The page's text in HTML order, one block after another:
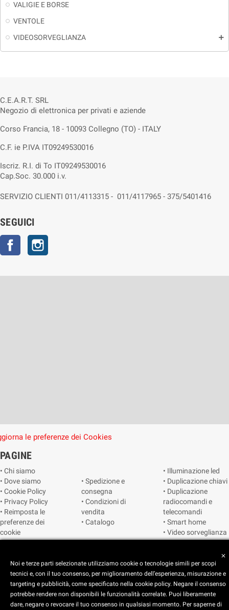
VALIGIE E BORSE
VENTOLE
VIDEOSORVEGLIANZA
add
C.E.A.R.T. SRL
Negozio di elettronica per privati e aziende
Corso Francia, 18 - 10093 Collegno (TO) - ITALY
C.F. ie P.IVA IT09249530016
Iscriz. R.I. di To IT09249530016
Cap.Soc. 30.000 i.v.
SERVIZIO CLIENTI 011/4113315 - 011/4117965 - 375/5401416
SEGUICI
Facebook
le preferenze dei Cookies
PAGINE
• Chi siamo
• Dove siamo
• Cookie Policy
• Privacy Policy
• Reimposta le
preferenze dei
cookie
• Spedizione e
consegna
• Condizioni di
vendita
• Catalogo
• Illuminazione led
• Duplicazione chiavi
• Duplicazione
radiocomandi e
telecomandi
• Smart home
• Video sorveglianza
Copyright © 2025 CEART | Negozio di elettronica Torino close
Noi e terze parti selezionate utilizziamo cookie o tecnologie simili per scopi
tecnici e, con il tuo consenso, per miglioramento dell’esperienza, misurazione e
targeting e pubblicità, come specificato nella cookie policy. Negare il consenso
potrebbe rendere non disponibili le funzionalità correlate. Puoi liberamente
dare, negare o revocare il tuo consenso in qualsiasi momento. Per saperne di